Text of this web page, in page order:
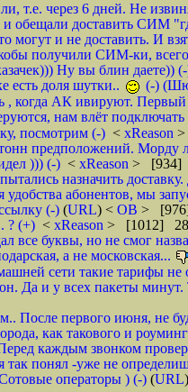
т.е. через 6 дней. Не
обещали доставить СИМ
могут и не доставить. И
получили СИМ-ки,
Ну вы блин даете))
есть доля шутки..
(-)
, когда АК ивируют. Первый
нам влёт подключать
посмотрим (-) < xReason
предположений. Морду
))) (-) < xReason > [934]
назначить
абонентов, мы
(-) (URL) < ОВ >
? (+) < xReason > [1012]
все буквы, но не смог
а не московская...
сети такие тарифы не
Да и у всех пакеты
После первого июня, не
как такового и
каждым звонком
так понял -уже не
операторы ) (-) (URL